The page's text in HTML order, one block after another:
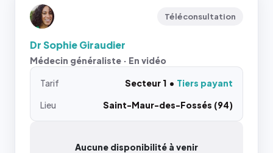
Téléconsultation
Dr Sophie Giraudier
Médecin généraliste · En vidéo
Tarif Secteur 1
Tiers payant
Lieu
Saint-Maur-des-Fossés (94)
Aucune disponibilité à venir